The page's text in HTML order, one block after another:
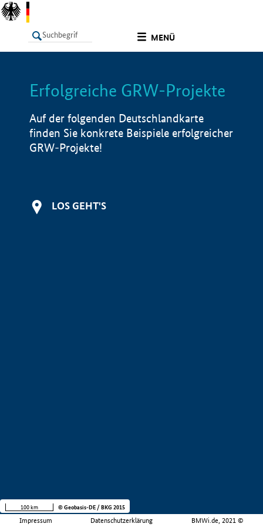
MENÜ
LISTE Info
Erfolgreiche GRW-Projekte
Auf der folgenden Deutschlandkarte
finden Sie konkrete Beispiele erfolgreicher
GRW-Projekte!
LOS GEHT'S
Impressum Datenschutzerklärung BMWi.de, 2021 ©
100 km © Geobasis-DE / BKG 2015